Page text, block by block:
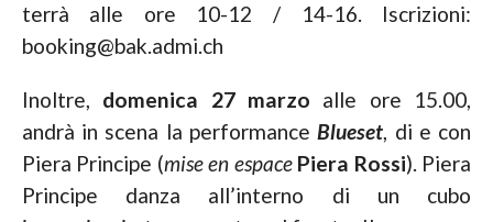
terrà alle ore 10-12 / 14-16. Iscrizioni:
booking@bak.admi.ch
Inoltre, domenica 27 marzo alle ore 15.00,
andrà in scena la performanceBlueset, di e con
Piera Principe (mise en espace Piera Rossi). Piera
Principe danza all’interno di un cubo